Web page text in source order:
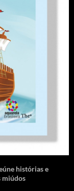
histórias e
miúdos